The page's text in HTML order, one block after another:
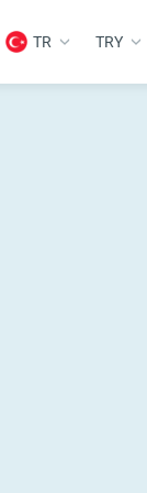
TR TRY